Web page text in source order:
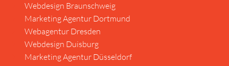
Webdesign Braunschweig
Marketing Agentur Dortmund
Webagentur Dresden
Webdesign Duisburg
Marketing Agentur Düsseldorf